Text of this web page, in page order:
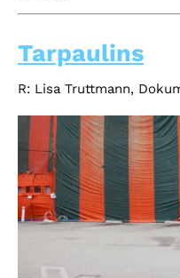
Tarpaulins
R: Lisa Truttmann,